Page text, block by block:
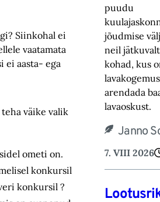
Siinkohal ei
vaatamata
ei aasta- ega
väike valik
ometi on.
konkursil
konkursil ?
puudu
jõudmise
neil
kohad, ‎kus
arendada
lavaoskust.‎
Janno
7. VIII 2026